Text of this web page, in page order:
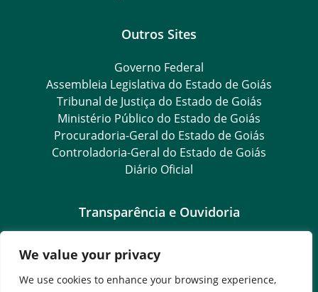
We value your privacy
We use cookies to enhance your browsing experience,
Outros Sites
Governo Federal
Assembleia Legislativa do Estado de Goiás
Tribunal de Justiça do Estado de Goiás
Ministério Público do Estado de Goiás
Procuradoria-Geral do Estado de Goiás
Controladoria-Geral do Estado de Goiás
Diário Oficial
Transparência e Ouvidoria
Goiás Transparência
Dados Abertos Goiás